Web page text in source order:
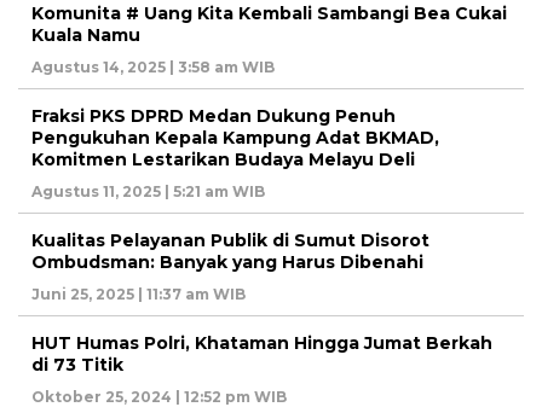
Komunita # Uang Kita Kembali Sambangi Bea Cukai
Kuala Namu
Agustus 14, 2025 | 3:58 am WIB
Fraksi PKS DPRD Medan Dukung Penuh
Pengukuhan Kepala Kampung Adat BKMAD,
Komitmen Lestarikan Budaya Melayu Deli
Agustus 11, 2025 | 5:21 am WIB
Kualitas Pelayanan Publik di Sumut Disorot
Ombudsman: Banyak yang Harus Dibenahi
Juni 25, 2025 | 11:37 am WIB
HUT Humas Polri, Khataman Hingga Jumat Berkah
di 73 Titik
Oktober 25, 2024 | 12:52 pm WIB